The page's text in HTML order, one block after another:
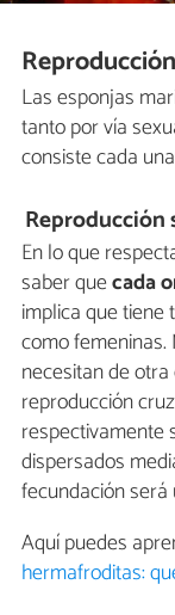
Las esponjas
tanto por vía
consiste cada
Reproducción
En lo que
saber quecada
implica que
como
necesitan de
reproducción
respectivamente
dispersados
fecundación será
Aquí puedes
hermafroditas: